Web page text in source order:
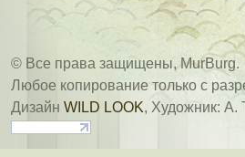
© Все права защищены, MurBurg.
Любое копирование только с
Дизайн WILD LOOK, Художник: А.